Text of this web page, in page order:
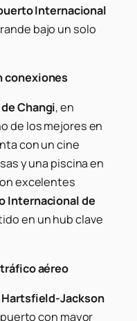
Internacional
bajo un solo
conexiones
Changi, en
de los mejores en
con un cine
y una piscina en
excelentes
Internacional de
en un hub clave
aéreo
Jackson
con mayor